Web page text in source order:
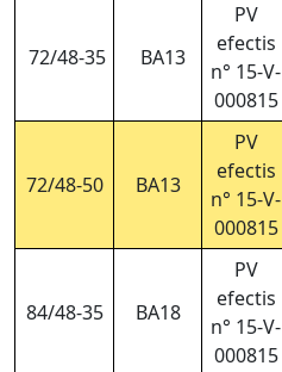
72/48-35 BA13
PV
efectis
n° 15-V-
000815
72/48-50 BA13
PV
efectis
n° 15-V-
000815
84/48-35 BA18
PV
efectis
n° 15-V-
000815